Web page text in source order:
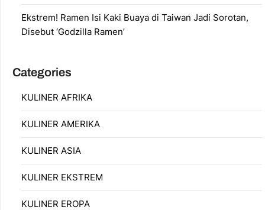
Ekstrem! Ramen Isi Kaki Buaya di Taiwan Jadi Sorotan,
Disebut ‘Godzilla Ramen’
Categories
KULINER AFRIKA
KULINER AMERIKA
KULINER ASIA
KULINER EKSTREM
KULINER EROPA